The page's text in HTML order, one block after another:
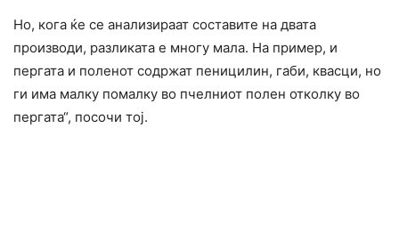
Но, кога ќе се анализираат составите на двата
производи, разликата е многу мала. На пример, и
пергата и поленот содржат пеницилин, габи, квасци, но
ги има малку помалку во пчелниот полен отколку во
пергата“, посочи тој.